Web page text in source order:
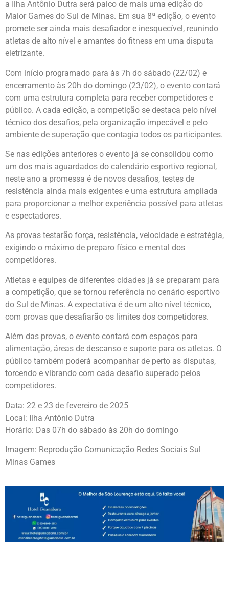
a Ilha Antônio Dutra será palco de mais uma edição do
Maior Games do Sul de Minas. Em sua 8ª edição, o evento
promete ser ainda mais desafiador e inesquecível, reunindo
atletas de alto nível e amantes do fitness em uma disputa
eletrizante.
Com início programado para às 7h do sábado (22/02) e
encerramento às 20h do domingo (23/02), o evento contará
com uma estrutura completa para receber competidores e
público. A cada edição, a competição se destaca pelo nível
técnico dos desafios, pela organização impecável e pelo
ambiente de superação que contagia todos os participantes.
Se nas edições anteriores o evento já se consolidou como
um dos mais aguardados do calendário esportivo regional,
neste ano a promessa é de novos desafios, testes de
resistência ainda mais exigentes e uma estrutura ampliada
para proporcionar a melhor experiência possível para atletas
e espectadores.
As provas testarão força, resistência, velocidade e estratégia,
exigindo o máximo de preparo físico e mental dos
competidores.
Atletas e equipes de diferentes cidades já se preparam para
a competição, que se tornou referência no cenário esportivo
do Sul de Minas. A expectativa é de um alto nível técnico,
com provas que desafiarão os limites dos competidores.
Além das provas, o evento contará com espaços para
alimentação, áreas de descanso e suporte para os atletas. O
público também poderá acompanhar de perto as disputas,
torcendo e vibrando com cada desafio superado pelos
competidores.
Data: 22 e 23 de fevereiro de 2025
Local: Ilha Antônio Dutra
Horário: Das 07h do sábado às 20h do domingo
Imagem: Reprodução Comunicação Redes Sociais Sul
Minas Games